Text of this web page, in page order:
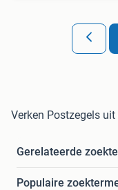
Verken Postzegels
Gerelateerde
Populaire